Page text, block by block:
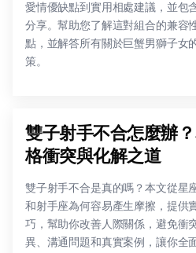
愛情優缺點到實用相處建議，並包
分享。幫助您了解這對組合的兼容
點，並解答所有關於巨蟹男獅子女
策。
雙子射手不合怎麼辦
格衝突與化解之道
雙子射手不合是真的嗎？本文從星
和射手座為何容易產生摩擦，提供
巧，幫助你改善人際關係，避免衝
異、溝通問題和真實案例，讓你全